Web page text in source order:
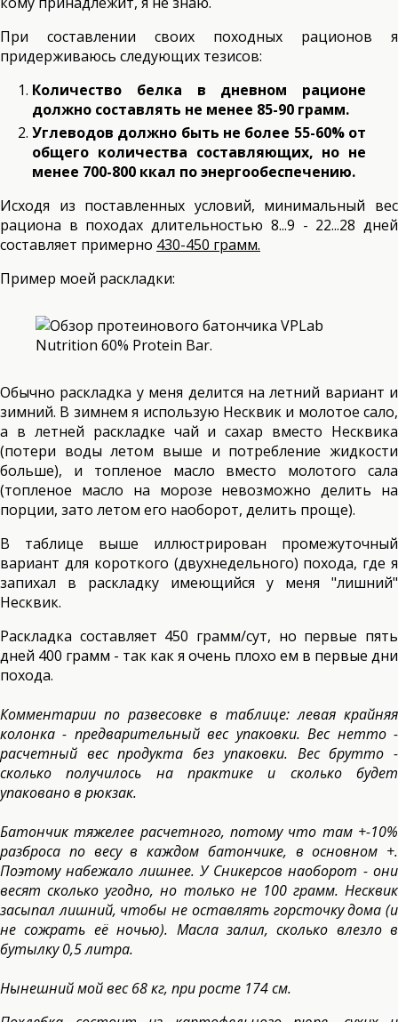
При составлении своих походных рационов я
придерживаюсь следующих тезисов:
Количество белка в дневном рационе
должно составлять не менее 85-90 грамм.
Углеводов должно быть не более 55-60% от
общего количества составляющих, но не
менее 700-800 ккал по энергообеспечению.
Исходя из поставленных условий, минимальный вес
рациона в походах длительностью 8...9 - 22...28 дней
составляет примерно 430-450 грамм.
Пример моей раскладки:
Обычно раскладка у меня делится на летний вариант и
зимний. В зимнем я использую Несквик и молотое сало,
а в летней раскладке чай и сахар вместо Несквика
(потери воды летом выше и потребление жидкости
больше), и топленое масло вместо молотого сала
(топленое масло на морозе невозможно делить на
порции, зато летом его наоборот, делить проще).
В таблице выше иллюстрирован промежуточный
вариант для короткого (двухнедельного) похода, где я
запихал в раскладку имеющийся у меня "лишний"
Несквик.
Раскладка составляет 450 грамм/сут, но первые пять
дней 400 грамм - так как я очень плохо ем в первые дни
похода.
Комментарии по развесовке в таблице: левая крайняя
колонка - предварительный вес упаковки. Вес нетто -
расчетный вес продукта без упаковки. Вес брутто -
сколько получилось на практике и сколько будет
упаковано в рюкзак.
Батончик тяжелее расчетного, потому что там +-10%
разброса по весу в каждом батончике, в основном +.
Поэтому набежало лишнее. У Сникерсов наоборот - они
весят сколько угодно, но только не 100 грамм. Несквик
засыпал лишний, чтобы не оставлять горсточку дома (и
не сожрать её ночью). Масла залил, сколько влезло в
бутылку 0,5 литра.
Нынешний мой вес 68 кг, при росте 174 см.